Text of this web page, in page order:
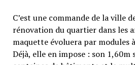
C’est une commande de la ville
rénovation du quartier dans les
maquette évoluera par modules
Déjà, elle en impose : son 1,60m